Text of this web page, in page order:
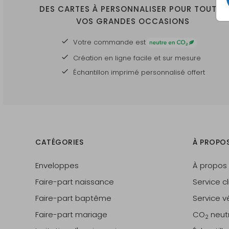
DES CARTES À PERSONNALISER POUR TOUTES
VOS GRANDES OCCASIONS
Votre commande est
Création en ligne facile et sur mesure
Échantillon imprimé personnalisé offert
CATÉGORIES
Enveloppes
Faire-part naissance
Faire-part baptême
Faire-part mariage
À
À
Service
Service
CO2